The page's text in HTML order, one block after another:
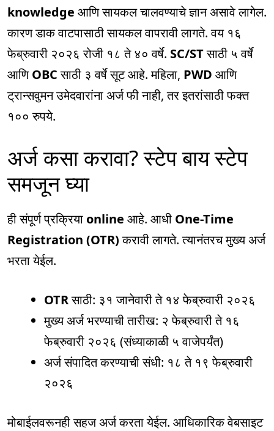
knowledge आणि सायकल चालवण्याचे ज्ञान असावे लागेल.
कारण डाक वाटपासाठी सायकल वापरावी लागते. वय १६
फेब्रुवारी २०२६ रोजी १८ ते ४० वर्षे. SC/STसाठी ५ वर्षे
आणिOBCसाठी ३ वर्षे सूट आहे. महिला, PWD आणि
ट्रान्सवुमन उमेदवारांना अर्ज फी नाही, तर इतरांसाठी फक्त
१०० रुपये.
अर्ज कसा करावा? स्टेप बाय स्टेप
समजून घ्या
ही संपूर्ण प्रक्रिया online आहे. आधी One-Time
Registration (OTR)करावी लागते. त्यानंतरच मुख्य अर्ज
भरता येईल.
OTRसाठी: ३१ जानेवारी ते १४ फेब्रुवारी २०२६
मुख्य अर्ज भरण्याची तारीख: २ फेब्रुवारी ते १६
फेब्रुवारी २०२६ (संध्याकाळी ५ वाजेपर्यंत)
अर्ज संपादित करण्याची संधी: १८ ते १९ फेब्रुवारी
२०२६
मोबाईलवरूनही सहज अर्ज करता येईल. आधिकारिक वेबसाइट